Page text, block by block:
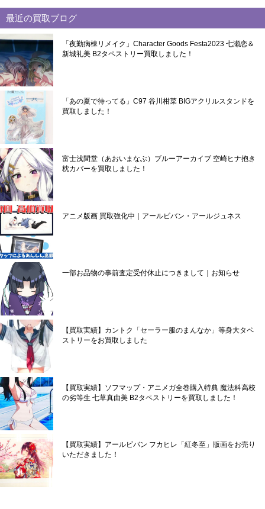
最近の買取ブログ
「夜勤病棟リメイク」Character Goods Festa2023 七瀬恋＆
新城礼美 B2タペストリー買取しました！
「あの夏で待ってる」C97 谷川柑菜 BIGアクリルスタンドを
買取しました！
富士浅間堂（あおいまなぶ）ブルーアーカイブ 空崎ヒナ抱き
枕カバーを買取しました！
アニメ版画 買取強化中｜アールビバン・アールジュネス
一部お品物の事前査定受付休止につきまして｜お知らせ
【買取実績】カントク「セーラー服のまんなか」等身大タペ
ストリーをお買取しました
【買取実績】ソフマップ・アニメガ全巻購入特典 魔法科高校
の劣等生 七草真由美 B2タペストリーを買取しました！
【買取実績】アールビバン フカヒレ「紅冬至」版画をお売り
いただきました！